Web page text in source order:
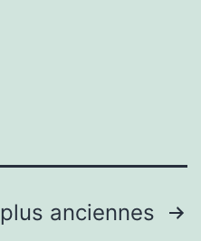
plus anciennes